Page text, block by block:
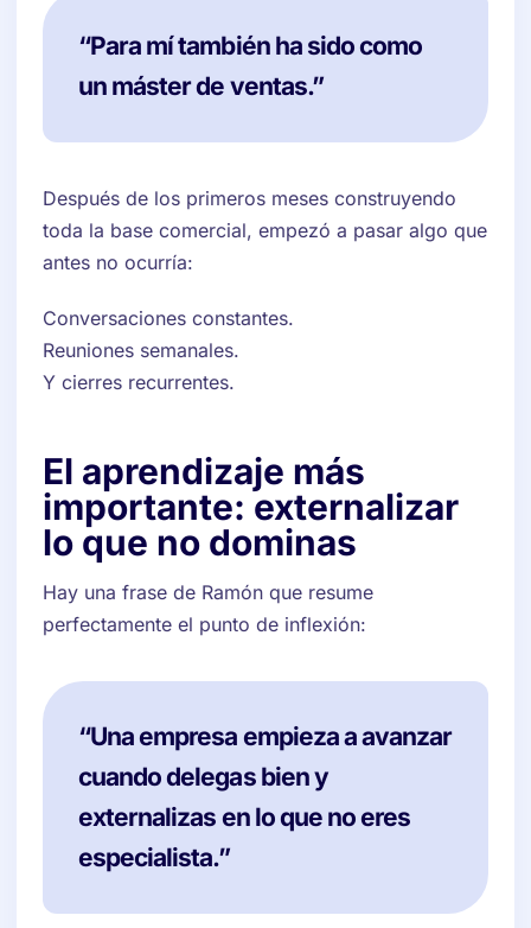
“Para mí también ha sido como
un máster de ventas.”
Después de los primeros meses construyendo
toda la base comercial, empezó a pasar algo que
antes no ocurría:
Conversaciones constantes.
Reuniones semanales.
Y cierres recurrentes.
El aprendizaje más
importante: externalizar
lo que no dominas
Hay una frase de Ramón que resume
perfectamente el punto de inflexión:
“Una empresa empieza a avanzar
cuando delegas bien y
externalizas en lo que no eres
especialista.”